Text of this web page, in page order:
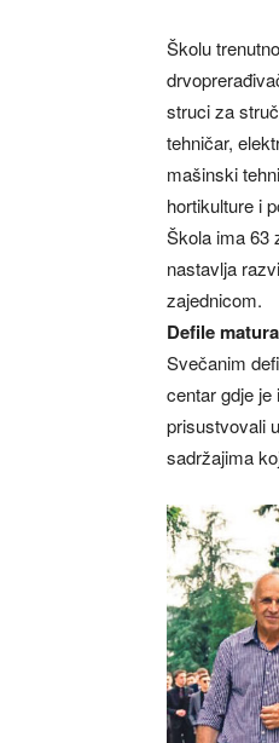
Školu
struci za
tehničar,
mašinski
hortikulture i
Škola ima 63
nastavlja
zajednicom.
Defile
Svečanim
centar gdje
prisustvovali
sadržajima